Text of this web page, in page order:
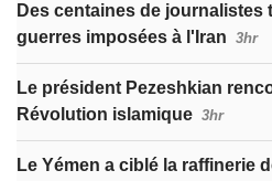
Des centaines de journalistes
guerres imposées à l'Iran 3hr
Le président Pezeshkian
Révolution islamique 3hr
Le Yémen a ciblé la raffinerie